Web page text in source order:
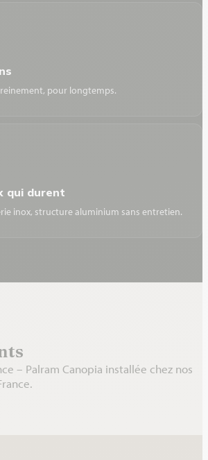
pour longtemps.
qui durent
inox, structure aluminium sans entretien.
– Palram Canopia installée chez nos